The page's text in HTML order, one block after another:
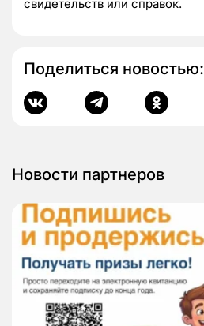
свидетельств или справок.
Поделиться новостью:
Новости партнеров